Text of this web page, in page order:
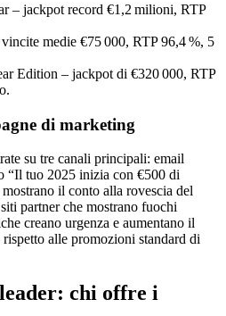
– jackpot record €1,2 milioni, RTP
medie €75 000, RTP 96,4 %, 5
Edition – jackpot di €320 000, RTP
di marketing
su tre canali principali: email
“Il tuo 2025 inizia con €500 di
il conto alla rovescia del
partner che mostrano fuochi
creano urgenza e aumentano il
alle promozioni standard di
chi offre i